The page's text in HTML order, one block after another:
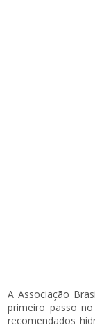
A Associação
primeiro passo
recomendados